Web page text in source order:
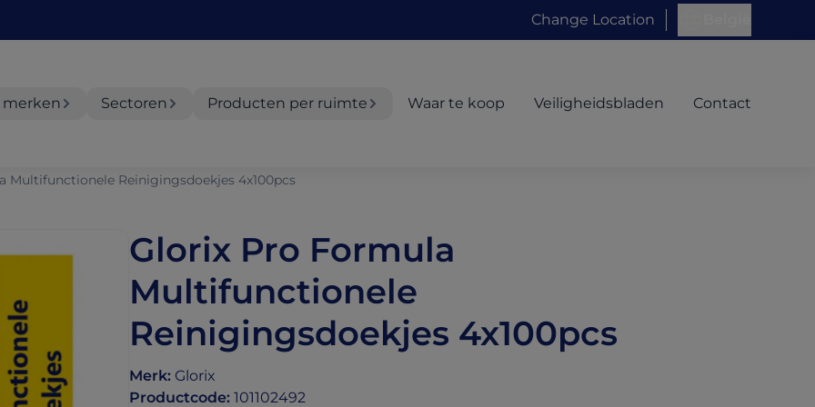
Change Location
merken Sectoren Producten per ruimte Waar te koop Veiligheidsbladen Contact
Multifunctionele Reinigingsdoekjes 4x100pcs
Glorix Pro Formula
Multifunctionele
Reinigingsdoekjes 4x100pcs
Merk: Glorix
Productcode: 101102492